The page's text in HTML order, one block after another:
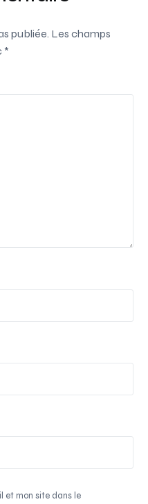
publiée. Les champs
*
et mon site dans le